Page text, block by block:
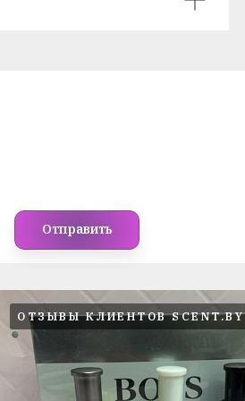
Отправить
ОТЗЫВЫ КЛИЕНТОВ SCENT.BY